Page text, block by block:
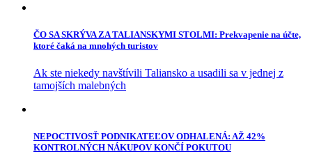
ČO SA SKRÝVA ZA TALIANSKYMI STOLMI: Prekvapenie na účte,
ktoré čaká na mnohých turistov
Ak ste niekedy navštívili Taliansko a usadili sa v jednej z
tamojších malebných
NEPOCTIVOSŤ PODNIKATEĽOV ODHALENÁ: AŽ 42%
KONTROLNÝCH NÁKUPOV KONČÍ POKUTOU